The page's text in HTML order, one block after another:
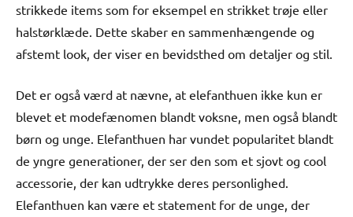
strikkede items som for eksempel en strikket trøje eller
halstørklæde. Dette skaber en sammenhængende og
afstemt look, der viser en bevidsthed om detaljer og stil.
Det er også værd at nævne, at elefanthuen ikke kun er
blevet et modefænomen blandt voksne, men også blandt
børn og unge. Elefanthuen har vundet popularitet blandt
de yngre generationer, der ser den som et sjovt og cool
accessorie, der kan udtrykke deres personlighed.
Elefanthuen kan være et statement for de unge, der